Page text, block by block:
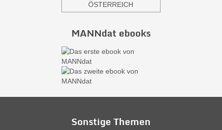
ÖSTERREICH
MANNdat ebooks
Sonstige Themen